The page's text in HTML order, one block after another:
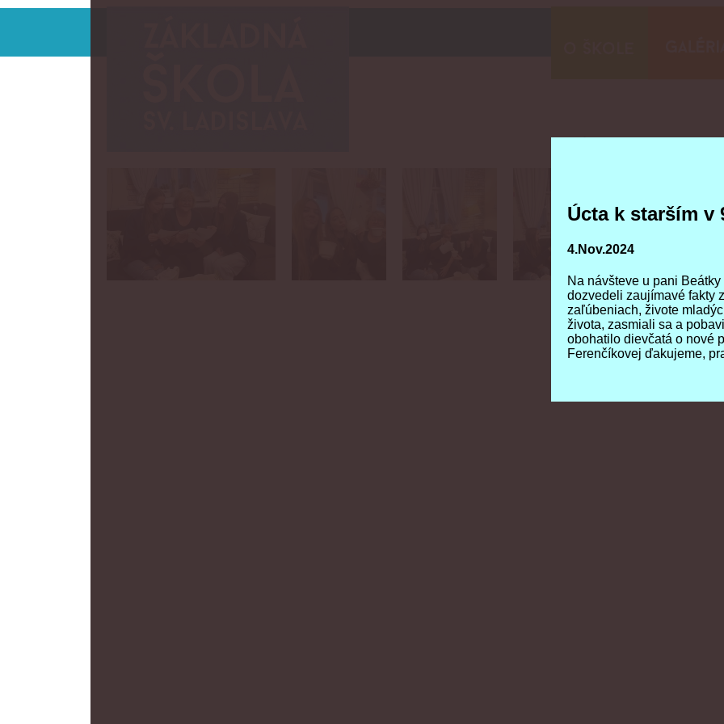
Úcta k starším v
4.Nov.2024
Na návšteve u pani
dozvedeli zaujímavé fakty
zaľúbeniach, živote
života, zasmiali sa a
obohatilo dievčatá o nové
Ferenčíkovej ďakujeme,
Úcta k starším v
4.Nov.2024
Na návšteve u pani
dozvedeli zaujímavé fakty
zaľúbeniach, živote
života, zasmiali sa a
obohatilo dievčatá o nové
Ferenčíkovej ďakujeme,